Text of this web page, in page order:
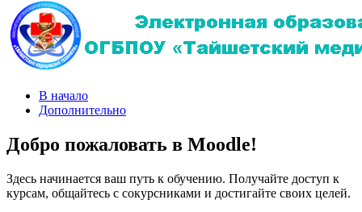
В начало
Дополнительно
Добро пожаловать в Moodle!
Здесь начинается ваш путь к обучению. Получайте доступ к
курсам, общайтесь с сокурсниками и достигайте своих целей.